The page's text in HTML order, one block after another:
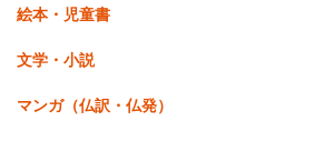
絵本・児童書
文学・小説
マンガ（仏訳・仏発）